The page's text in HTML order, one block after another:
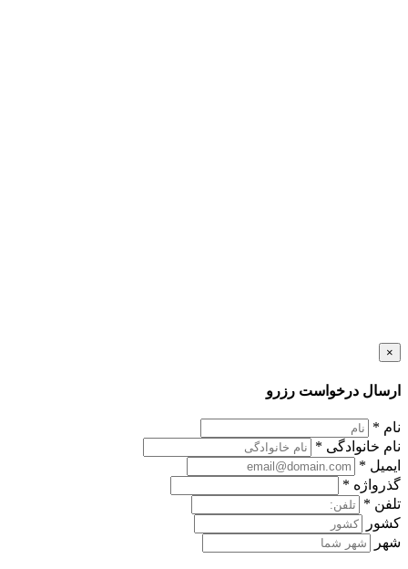
×
ارسال درخواست رزرو
نام *
نام خانوادگی *
ایمیل *
گذرواژه *
تلفن *
کشور
شهر